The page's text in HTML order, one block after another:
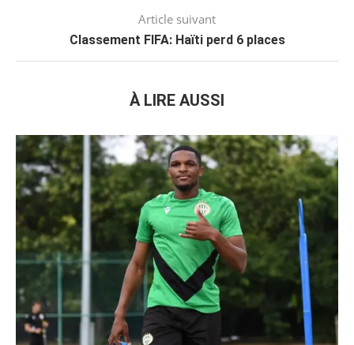
Article suivant
Classement FIFA: Haïti perd 6 places
À LIRE AUSSI